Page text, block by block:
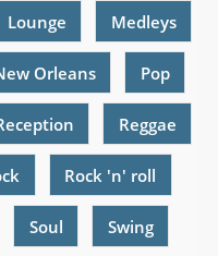
Lounge Medleys
Orleans Pop
Reggae
Rock 'n' roll
Soul Swing